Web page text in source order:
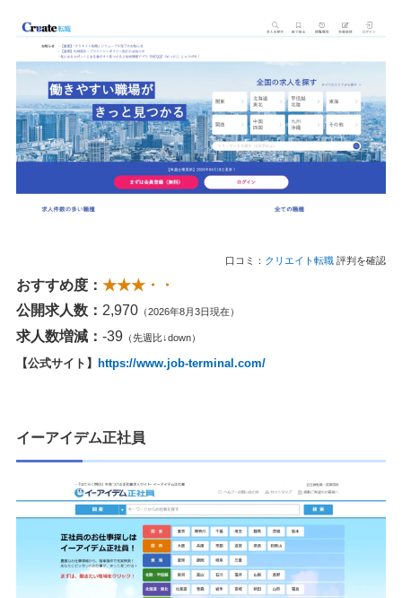
口コミ： クリエイト転職 評判を確認
おすすめ度： ★★★・・
公開求人数： 2,970 （2026年8月3日現在）
求人数増減： -39 （先週比↓down）
【公式サイト】 https://www.job-terminal.com/
イーアイデム正社員